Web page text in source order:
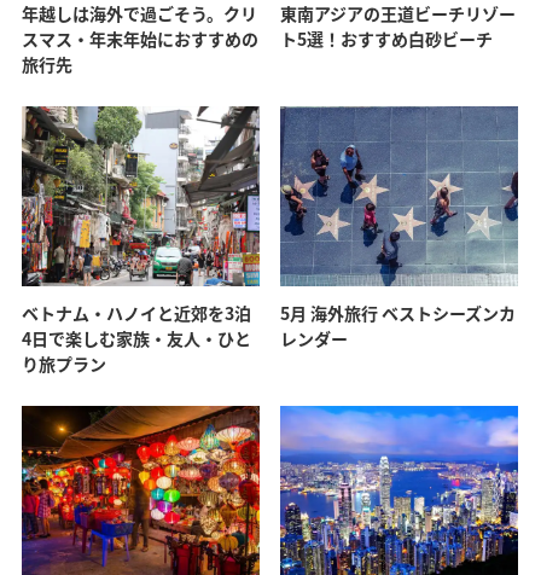
年越しは海外で過ごそう。クリ
スマス・年末年始におすすめの
旅行先
東南アジアの王道ビーチリゾー
ト5選！おすすめ白砂ビーチ
ベトナム・ハノイと近郊を3泊
4日で楽しむ家族・友人・ひと
り旅プラン
5月 海外旅行 ベストシーズンカ
レンダー